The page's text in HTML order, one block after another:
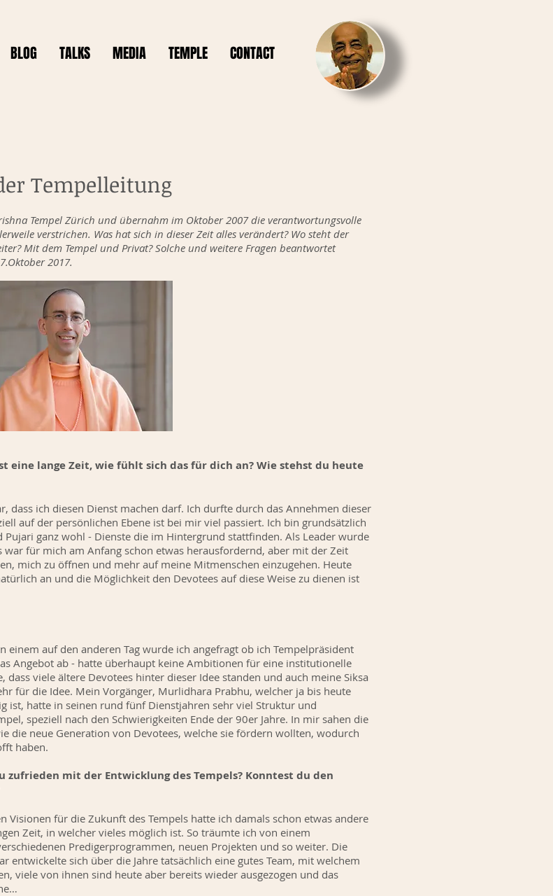
BLOG TALKS MEDIA TEMPLE CONTACT
Tempelleitung
Tempel Zürich und übernahm im Oktober 2007 die verantwortungsvolle
verstrichen. Was hat sich in dieser Zeit alles verändert? Wo steht der
Mit dem Tempel und Privat? Solche und weitere Fragen beantwortet
2017.
eine lange Zeit, wie fühlt sich das für dich an? Wie stehst du heute
dass ich diesen Dienst machen darf. Ich durfte durch das Annehmen dieser
auf der persönlichen Ebene ist bei mir viel passiert. Ich bin grundsätzlich
ganz wohl - Dienste die im Hintergrund stattfinden. Als Leader wurde
für mich am Anfang schon etwas herausfordernd, aber mit der Zeit
mich zu öffnen und mehr auf meine Mitmenschen einzugehen. Heute
an und die Möglichkeit den Devotees auf diese Weise zu dienen ist
einem auf den anderen Tag wurde ich angefragt ob ich Tempelpräsident
Angebot ab - hatte überhaupt keine Ambitionen für eine institutionelle
dass viele ältere Devotees hinter dieser Idee standen und auch meine Siksa
für die Idee. Mein Vorgänger, Murlidhara Prabhu, welcher ja bis heute
ist, hatte in seinen rund fünf Dienstjahren sehr viel Struktur und
speziell nach den Schwierigkeiten Ende der 90er Jahre. In mir sahen die
die neue Generation von Devotees, welche sie fördern wollten, wodurch
haben.
zufrieden mit der Entwicklung des Tempels? Konntest du den
Visionen für die Zukunft des Tempels hatte ich damals schon etwas andere
Zeit, in welcher vieles möglich ist. So träumte ich von einem
Predigerprogrammen, neuen Projekten und so weiter. Die
entwickelte sich über die Jahre tatsächlich eine gutes Team, mit welchem
viele von ihnen sind heute aber bereits wieder ausgezogen und das